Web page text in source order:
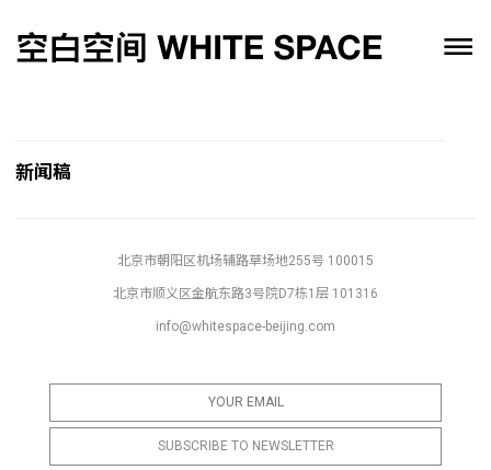
新闻稿
北京市朝阳区机场辅路草场地255号 100015
北京市顺义区金航东路3号院D7栋1层 101316
info@whitespace-beijing.com